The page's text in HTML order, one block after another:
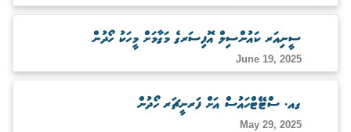
ސީނިއަރ ކައުންސިލް އޮފިސަރގެ މަގާމަށް މީހަކު ހޯދުން
June 19, 2025
ގއ. ސްޓޭޓްހައުސް އަށް ފަރނީޗަރ ހޯދުން
May 29, 2025